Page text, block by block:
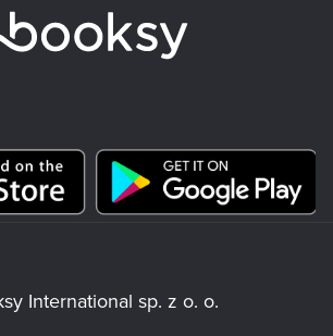
International sp. z o. o.